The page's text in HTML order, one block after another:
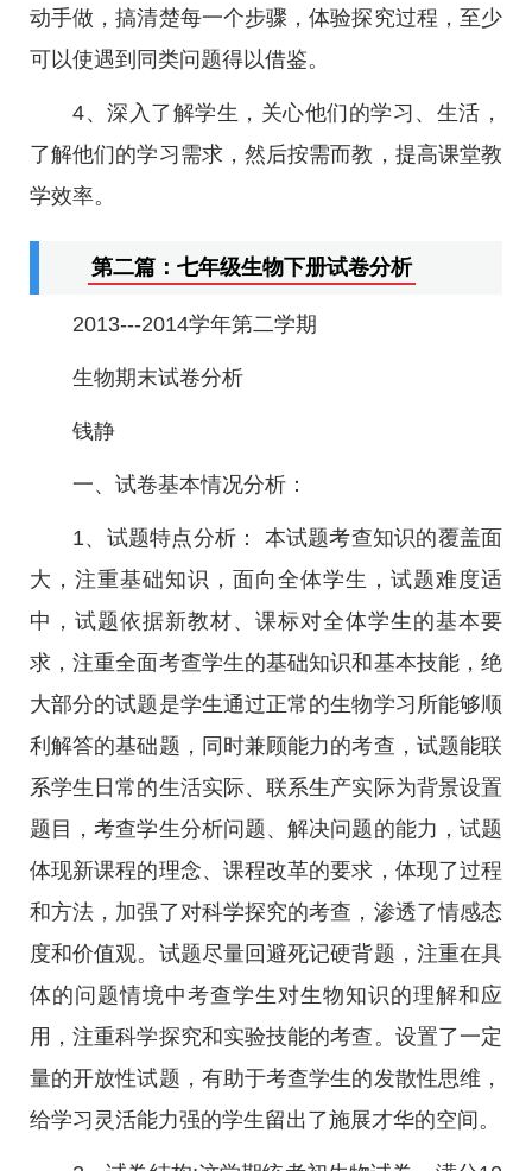
动手做，搞清楚每一个步骤，体验探究过程，至少
可以使遇到同类问题得以借鉴。
4、深入了解学生，关心他们的学习、生活，
了解他们的学习需求，然后按需而教，提高课堂教
学效率。
第二篇：七年级生物下册试卷分析
2013---2014学年第二学期
生物期末试卷分析
钱静
一、试卷基本情况分析：
1、试题特点分析： 本试题考查知识的覆盖面
大，注重基础知识，面向全体学生，试题难度适
中，试题依据新教材、课标对全体学生的基本要
求，注重全面考查学生的基础知识和基本技能，绝
大部分的试题是学生通过正常的生物学习所能够顺
利解答的基础题，同时兼顾能力的考查，试题能联
系学生日常的生活实际、联系生产实际为背景设置
题目，考查学生分析问题、解决问题的能力，试题
体现新课程的理念、课程改革的要求，体现了过程
和方法，加强了对科学探究的考查，渗透了情感态
度和价值观。试题尽量回避死记硬背题，注重在具
体的问题情境中考查学生对生物知识的理解和应
用，注重科学探究和实验技能的考查。设置了一定
量的开放性试题，有助于考查学生的发散性思维，
给学习灵活能力强的学生留出了施展才华的空间。